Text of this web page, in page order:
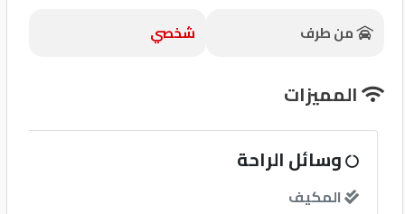
نمبر
كيو
كارز
كيو
ماركت
من طرف
شخصي
المميزات
وسائل الراحة
المكيف